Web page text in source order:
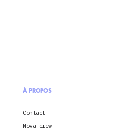
À PROPOS
Contact
Nova crew